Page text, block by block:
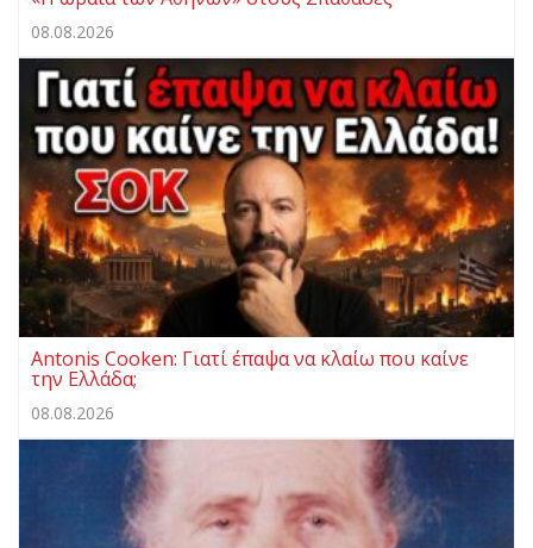
08.08.2026
Antonis Cooken: Γιατί έπαψα να κλαίω που καίνε
την Ελλάδα;
08.08.2026